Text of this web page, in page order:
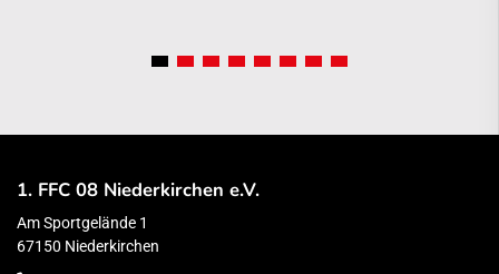
1. FFC 08 Niederkirchen e.V.
Am Sportgelände 1
67150 Niederkirchen